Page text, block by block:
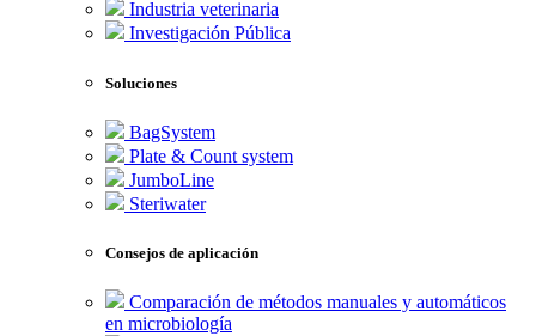
Industria veterinaria
Investigación Pública
Soluciones
BagSystem
Plate & Count system
JumboLine
Steriwater
Consejos de aplicación
Comparación de métodos manuales y automáticos
en microbiología